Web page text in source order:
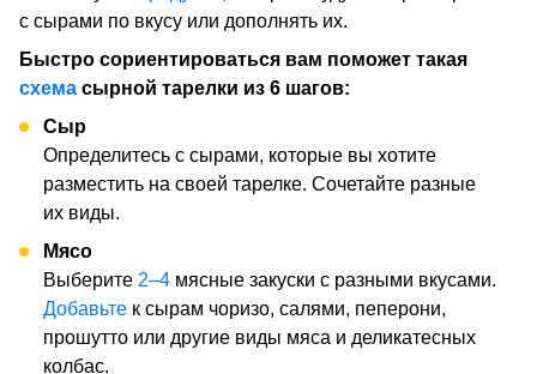
с сырами по вкусу или дополнять их.
Быстро сориентироваться вам поможет такая
схема сырной тарелки из 6 шагов:
Сыр
Определитесь с сырами, которые вы хотите
разместить на своей тарелке. Сочетайте разные
их виды.
Мясо
Выберите 2–4 мясные закуски с разными вкусами.
Добавьте к сырам чоризо, салями, пеперони,
прошутто или другие виды мяса и деликатесных
колбас.